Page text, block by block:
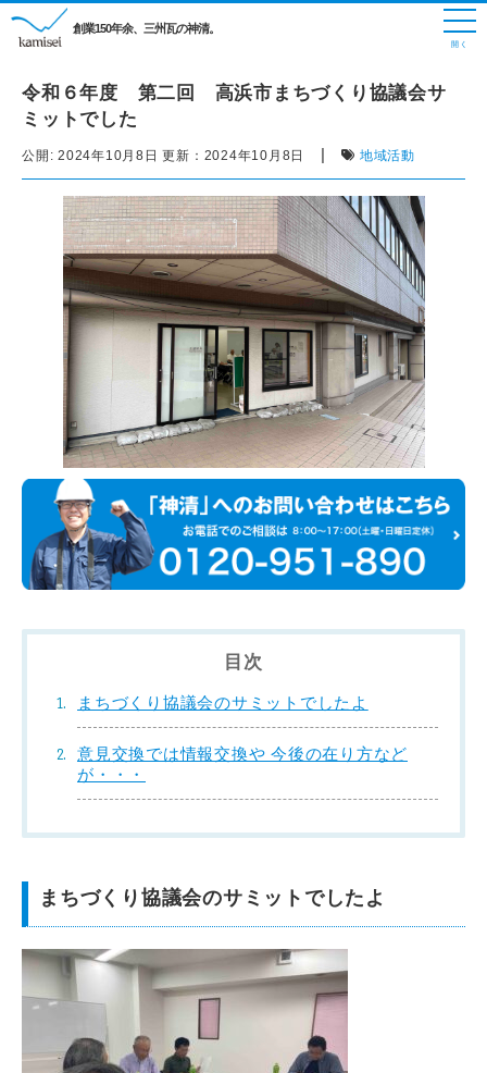
創業150年余、三州瓦の神清。
令和６年度 第二回 高浜市まちづくり協議会サ
ミットでした
公開: 2024年10月8日 更新： 2024年10月8日 | 地域活動
目次
まちづくり協議会のサミットでしたよ
意見交換では情報交換や 今後の在り方など
が・・・
まちづくり協議会のサミットでしたよ